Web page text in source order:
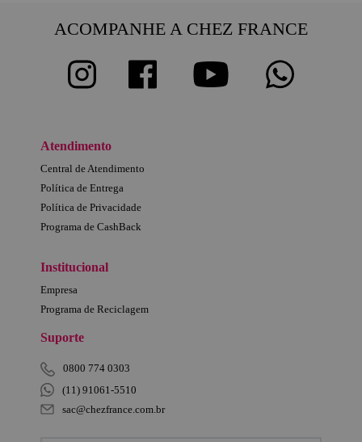
ACOMPANHE A CHEZ FRANCE
Atendimento
Central de Atendimento
Política de Entrega
Política de Privacidade
Programa de CashBack
Institucional
Empresa
Programa de Reciclagem
Suporte
0800 774 0303
(11) 91061-5510
sac@chezfrance.com.br